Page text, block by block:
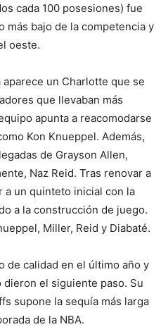
cada 100 posesiones) fue
más bajo de la competencia y
oeste.
un Charlotte que se
que llevaban más
apunta a reacomodarse
Kon Knueppel. Además,
de Grayson Allen,
Naz Reid. Tras renovar a
a un quinteto inicial con la
a la construcción de juego.
Miller, Reid y Diabaté.
de calidad en el último año y
el siguiente paso. Su
supone la sequía más larga
de la NBA.